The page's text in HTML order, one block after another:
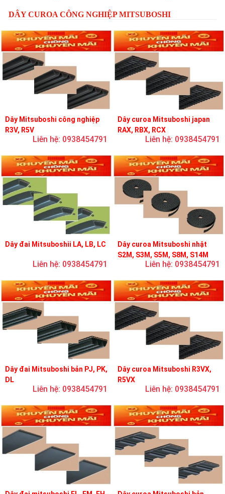
DÂY CUROA CÔNG NGHIỆP MITSUBOSHI
Dây Mitsuboshi công nghiệp
R3V, R5V
Liên hệ: 0938454791
Dây curoa Mitsuboshi japan
RAX, RBX, RCX
Liên hệ: 0938454791
Dây đai Mitsuboshii LA, LB, LC
Liên hệ: 0938454791
Dây curoa Mitsuboshi nhật
S2M, S3M, S5M, S8M, S14M
Liên hệ: 0938454791
Dây đai Mitsuboshi bản PJ, PK,
DL
Liên hệ: 0938454791
Dây curoa Mitsuboshi R3VX,
R5VX
Liên hệ: 0938454791